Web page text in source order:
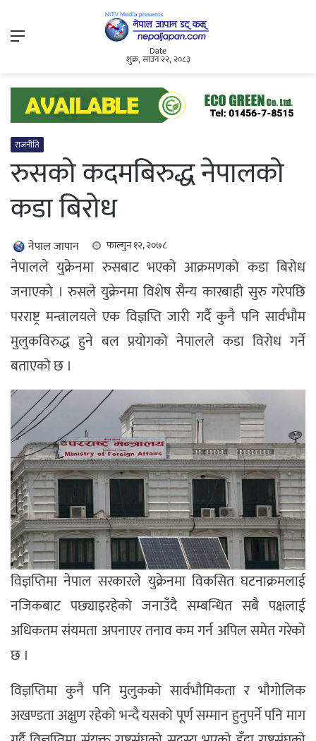
Menu
Date
शुक्र, साउन २२, २०८३
राजनीति
रुसको कदमबिरुद्ध नेपालको
कडा बिरोध
नेपाल जापान फाल्गुन १२, २०७८
नेपालले युक्रेनमा रुसबाट भएको आक्रमणको कडा बिरोध
जनाएको । रुसले युक्रेनमा विशेष सैन्य कारबाही सुरु गरेपछि
परराष्ट्र मन्त्रालयले एक विज्ञप्ति जारी गर्दै कुनै पनि सार्वभौम
मुलुकविरुद्ध हुने बल प्रयोगको नेपालले कडा विरोध गर्ने
बताएको छ ।
विज्ञप्तिमा नेपाल सरकारले युक्रेनमा विकसित घटनाक्रमलाई
नजिकबाट पछ्याइरहेको जनाउँदै सम्बन्धित सबै पक्षलाई
अधिकतम संयमता अपनाएर तनाव कम गर्न अपिल समेत गरेको
छ ।
विज्ञप्तिमा कुनै पनि मुलुकको सार्वभौमिकता र भौगोलिक
अखण्डता अक्षुण रहेको भन्दै यसको पूर्ण सम्मान हुनुपर्ने पनि माग